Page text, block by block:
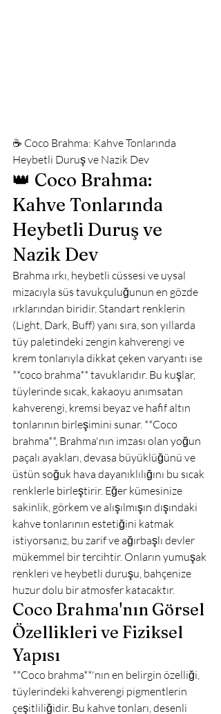
☕ Coco Brahma: Kahve Tonlarında
Heybetli Duruş ve Nazik Dev
👑 Coco Brahma:
Kahve Tonlarında
Heybetli Duruş ve
Nazik Dev
Brahma ırkı, heybetli cüssesi ve uysal
mizacıyla süs tavukçuluğunun en gözde
ırklarından biridir. Standart renklerin
(Light, Dark, Buff) yanı sıra, son yıllarda
tüy paletindeki zengin kahverengi ve
krem tonlarıyla dikkat çeken varyantı ise
**coco brahma** tavuklarıdır. Bu kuşlar,
tüylerinde sıcak, kakaoyu anımsatan
kahverengi, kremsi beyaz ve hafif altın
tonlarının birleşimini sunar. **Coco
brahma**, Brahma'nın imzası olan yoğun
paçalı ayakları, devasa büyüklüğünü ve
üstün soğuk hava dayanıklılığını bu sıcak
renklerle birleştirir. Eğer kümesinize
sakinlik, görkem ve alışılmışın dışındaki
kahve tonlarının estetiğini katmak
istiyorsanız, bu zarif ve ağırbaşlı devler
mükemmel bir tercihtir. Onların yumuşak
renkleri ve heybetli duruşu, bahçenize
huzur dolu bir atmosfer katacaktır.
Coco Brahma'nın Görsel
Özellikleri ve Fiziksel
Yapısı
**Coco brahma**'nın en belirgin özelliği,
tüylerindeki kahverengi pigmentlerin
çeşitliliğidir. Bu kahve tonları, desenli